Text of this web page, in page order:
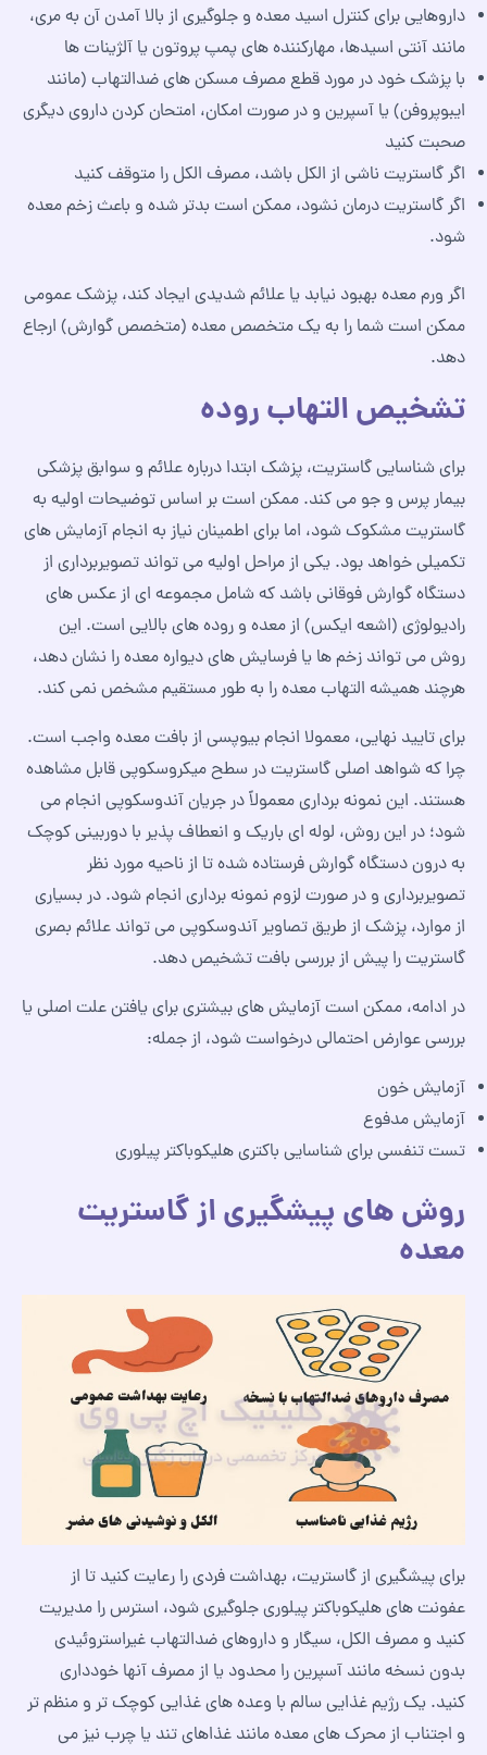
داروهایی برای کنترل اسید معده و جلوگیری از بالا آمدن آن به مری،
مانند آنتی‌ اسیدها، مهارکننده‌ های پمپ پروتون یا آلژینات‌ ها
با پزشک خود در مورد قطع مصرف مسکن‌ های ضدالتهاب (مانند
ایبوپروفن) یا آسپرین و در صورت امکان، امتحان کردن داروی دیگری
صحبت کنید
اگر گاستریت ناشی از الکل باشد، مصرف الکل را متوقف کنید
اگر گاستریت درمان نشود، ممکن است بدتر شده و باعث زخم معده
شود.
اگر ورم معده بهبود نیابد یا علائم شدیدی ایجاد کند، پزشک عمومی
ممکن است شما را به یک متخصص معده (متخصص گوارش) ارجاع
دهد.
تشخیص التهاب روده
برای شناسایی گاستریت، پزشک ابتدا درباره علائم و سوابق پزشکی‌
بیمار پرس‌ و جو می‌ کند. ممکن است بر اساس توضیحات اولیه به
گاستریت مشکوک شود، اما برای اطمینان نیاز به انجام آزمایش‌ های
تکمیلی خواهد بود. یکی از مراحل اولیه می‌ تواند تصویربرداری از
دستگاه گوارش فوقانی باشد که شامل مجموعه‌ ای از عکس‌ های
رادیولوژی (اشعه ایکس) از معده و روده‌ های بالایی است. این
روش می‌ تواند زخم‌ ها یا فرسایش‌ های دیواره معده را نشان دهد،
هرچند همیشه التهاب معده را به‌ طور مستقیم مشخص نمی‌ کند.
برای تایید نهایی، معمولا انجام بیوپسی از بافت معده واجب است.
چرا که شواهد اصلی گاستریت در سطح میکروسکوپی قابل مشاهده
هستند. این نمونه‌ برداری معمولاً در جریان آندوسکوپی انجام می‌
شود؛ در این روش، لوله‌ ای باریک و انعطاف‌ پذیر با دوربینی کوچک
به درون دستگاه گوارش فرستاده شده تا از ناحیه مورد نظر
تصویربرداری و در صورت لزوم نمونه‌ برداری انجام شود. در بسیاری
از موارد، پزشک از طریق تصاویر آندوسکوپی می‌ تواند علائم بصری
گاستریت را پیش از بررسی بافت تشخیص دهد.
در ادامه، ممکن است آزمایش‌ های بیشتری برای یافتن علت اصلی یا
بررسی عوارض احتمالی درخواست شود، از جمله:
آزمایش خون
آزمایش مدفوع
تست تنفسی برای شناسایی باکتری هلیکوباکتر پیلوری
روش های پیشگیری از گاستریت
معده
برای پیشگیری از گاستریت، بهداشت فردی را رعایت کنید تا از
عفونت‌ های هلیکوباکتر پیلوری جلوگیری شود، استرس را مدیریت
کنید و مصرف الکل، سیگار و داروهای ضدالتهاب غیراستروئیدی
بدون نسخه مانند آسپرین را محدود یا از مصرف آنها خودداری
کنید. یک رژیم غذایی سالم با وعده‌ های غذایی کوچک‌ تر و منظم‌ تر
و اجتناب از محرک‌ های معده مانند غذاهای تند یا چرب نیز می‌